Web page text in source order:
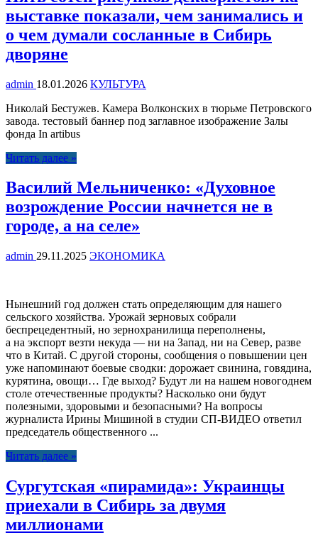
выставке показали, чем занимались и
о чем думали сосланные в Сибирь
дворяне
admin 18.01.2026 КУЛЬТУРА
Николай Бестужев. Камера Волконских в тюрьме Петровского
завода. тестовый баннер под заглавное изображение Залы
фонда In artibus
Читать далее »
Василий Мельниченко: «Духовное
возрождение России начнется не в
городе, а на селе»
admin 29.11.2025 ЭКОНОМИКА
Нынешний год должен стать определяющим для нашего
сельского хозяйства. Урожай зерновых собрали
беспрецедентный, но зернохранилища переполнены,
а на экспорт везти некуда — ни на Запад, ни на Север, разве
что в Китай. С другой стороны, сообщения о повышении цен
уже напоминают боевые сводки: дорожает свинина, говядина,
курятина, овощи… Где выход? Будут ли на нашем новогоднем
столе отечественные продукты? Насколько они будут
полезными, здоровыми и безопасными? На вопросы
журналиста Ирины Мишиной в студии СП-ВИДЕО ответил
председатель общественного ...
Читать далее »
Сургутская «пирамида»: Украинцы
приехали в Сибирь за двумя
миллионами